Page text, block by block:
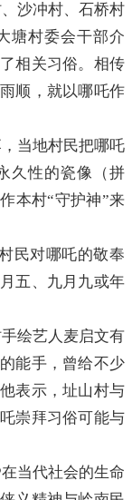
沙冲村、石桥村
塘村委会干部介
相关习俗。相传
顺，就以哪吒作
当地村民把哪吒
久性的瓷像（拼
本村“守护神”来
民对哪吒的敬奉
五、九月九或年
绘艺人麦启文有
能手，曾给不少
表示，址山村与
崇拜习俗可能与
当代社会的生命